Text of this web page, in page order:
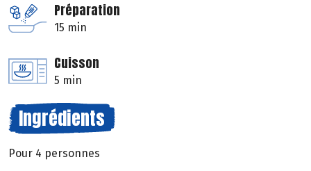
Préparation
15 min
Cuisson
5 min
Ingrédients
Pour 4 personnes